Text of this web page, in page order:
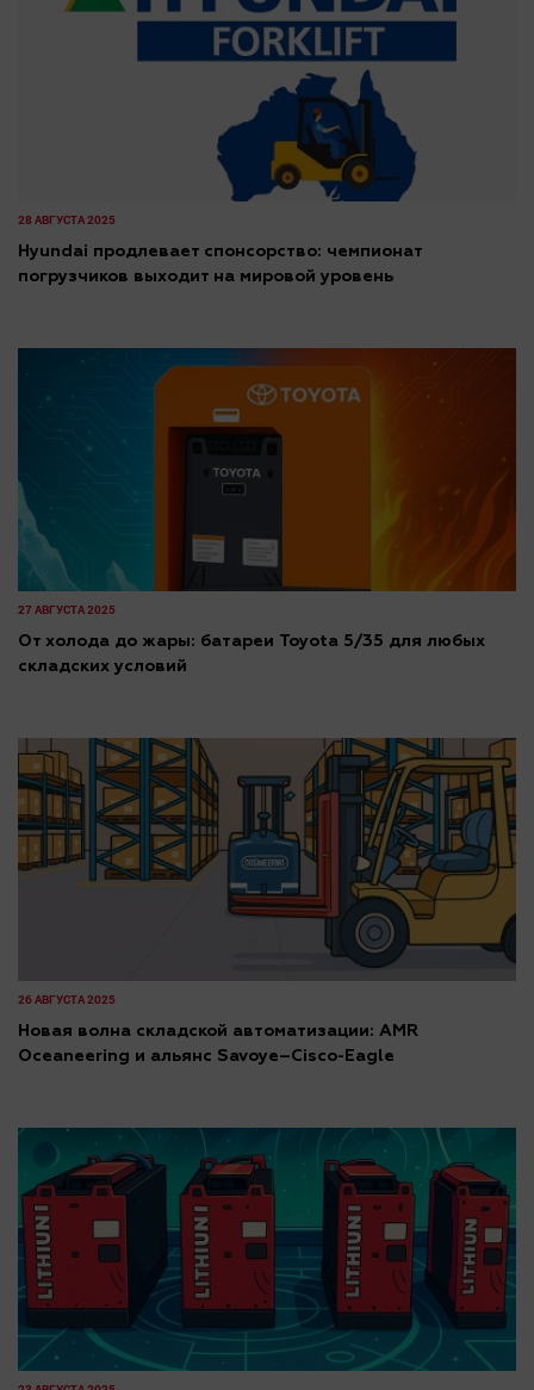
28 АВГУСТА 2025
Hyundai продлевает спонсорство: чемпионат
погрузчиков выходит на мировой уровень
27 АВГУСТА 2025
От холода до жары: батареи Toyota 5/35 для любых
складских условий
26 АВГУСТА 2025
Новая волна складской автоматизации: AMR
Oceaneering и альянс Savoye–Cisco-Eagle